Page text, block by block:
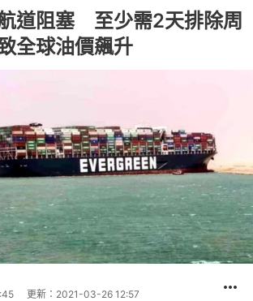
道阻塞 至少需2天排除周
全球油價飆升
更新： 2021-03-26 12:57